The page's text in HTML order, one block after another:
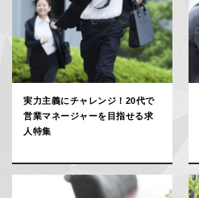
実力主義にチャレンジ！20代で
営業マネージャーを目指せる求
人特集